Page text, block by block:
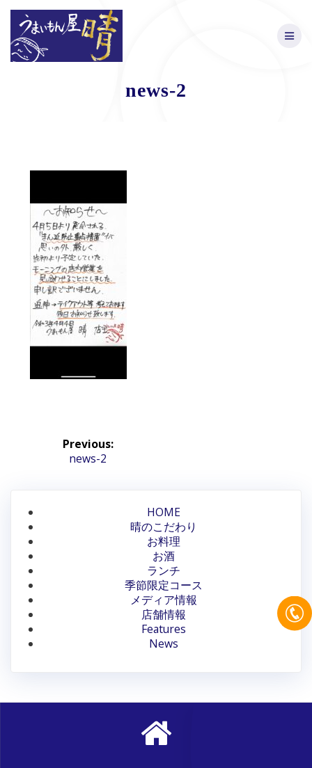
news-2
ビ
ゲ
ー
シ
ョ
ン
Previous:
Previous
news-2
HOME
晴のこだわり
お料理
お酒
ランチ
季節限定コース
メディア情報
店舗情報
Features
News